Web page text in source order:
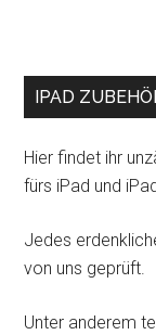
IPAD
Hier findet ihr
fürs iPad und
Jedes
von uns geprüft.
Unter anderem